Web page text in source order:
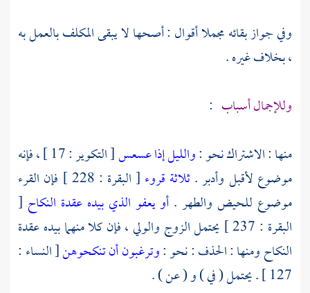
وفي جواز بقائه مجملا أقوال : أصحها لا يبقى المكلف بالعمل به
، بخلاف غيره .
وللإجمال أسباب :
منها : الاشتراك نحو :والليل إذا عسعس
[ التكوير : 17 ] ، فإنه
موضوع لأقبل وأدبر .ثلاثة قروء
[ البقرة : 228 ] فإن القرء
موضوع للحيض والطهر . أو يعفو الذي بيده عقدة النكاح [
البقرة : 237 ] يحتمل الزوج والولي ، فإن كلا منهما بيده عقدة
النكاح ومنها : الحذف : نحو :وترغبون أن تنكحوهن[ النساء :
127 ] . يحتمل ( في ) و ( عن ) .